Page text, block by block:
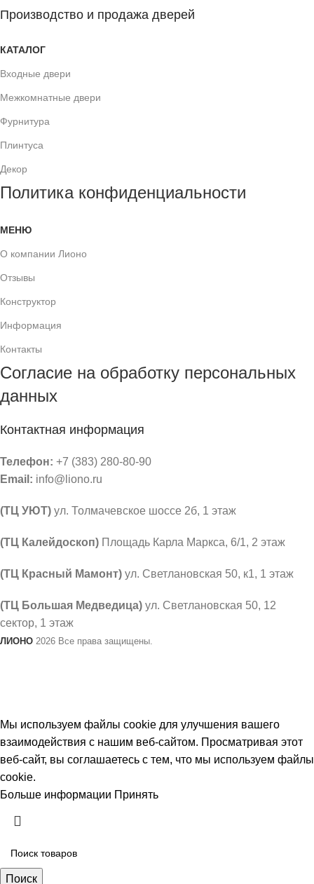
Производство и продажа дверей
КАТАЛОГ
Входные двери
Межкомнатные двери
Фурнитура
Плинтуса
Декор
Политика конфиденциальности
МЕНЮ
О компании Лионо
Отзывы
Конструктор
Информация
Контакты
Согласие на обработку персональных
данных
Контактная информация
Телефон: +7 (383) 280-80-90
Email: info@liono.ru
(ТЦ УЮТ) ул. Толмачевское шоссе 2б, 1 этаж
​(​ТЦ Калейдоскоп) Площадь Карла Маркса, 6/1, 2 этаж
(ТЦ Красный Мамонт) ул. Светлановская 50, к1, 1 этаж
(ТЦ Большая Медведица) ул. Светлановская 50, ​12
сектор, 1 этаж
ЛИОНО 2026 Все права защищены.
Мы используем файлы cookie для улучшения вашего
взаимодействия с нашим веб-сайтом. Просматривая этот
веб-сайт, вы соглашаетесь с тем, что мы используем файлы
cookie.
Больше информации Принять
Поиск